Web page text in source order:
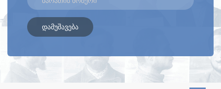
დამუშავება